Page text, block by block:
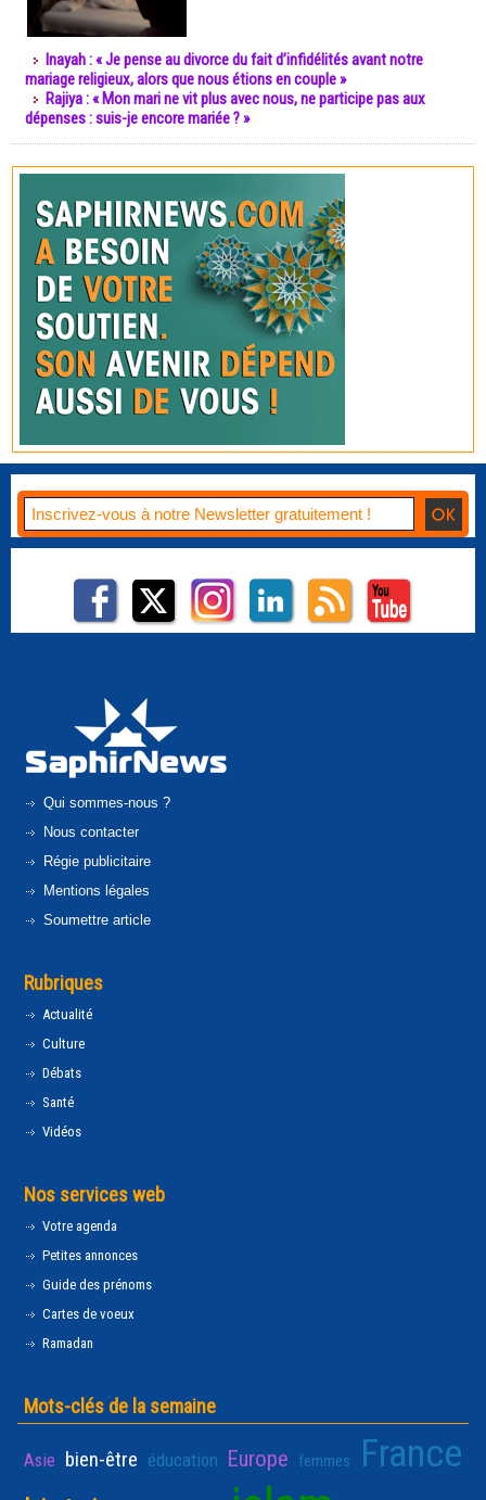
Inayah : « Je pense au divorce du fait d’infidélités avant notre
mariage religieux, alors que nous étions en couple »
Rajiya : « Mon mari ne vit plus avec nous, ne participe pas aux
dépenses : suis-je encore mariée ? »
Qui sommes-nous ?
Nous contacter
Régie publicitaire
Mentions légales
Soumettre article
Rubriques
Actualité
Culture
Débats
Santé
Vidéos
Nos services web
Votre agenda
Petites annonces
Guide des prénoms
Cartes de voeux
Ramadan
Mots-clés de la semaine
Asie bien-être éducation Europe femmes France